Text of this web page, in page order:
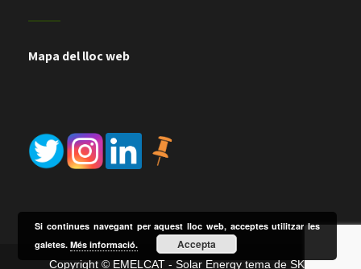
Mapa del lloc web
Copyright © EMELCAT - Solar Energy tema de SKT
Si continues navegant per aquest lloc web, acceptes utilitzar les
galetes.Més informació. Accepta